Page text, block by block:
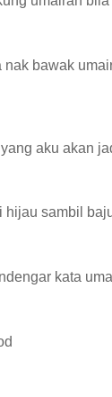
bawak
aku akan
hijau sambil
kata